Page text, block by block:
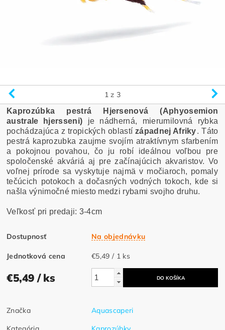
1 z 3
Kaprozúbka pestrá Hjersenová (Aphyosemion
australe hjersseni) je nádherná, mierumilovná rybka
pochádzajúca z tropických oblastí západnej Afriky. Táto
pestrá kaprozubka zaujme svojím atraktívnym sfarbením
a pokojnou povahou, čo ju robí ideálnou voľbou pre
spoločenské akváriá aj pre začínajúcich akvaristov. Vo
voľnej prírode sa vyskytuje najmä v močiaroch, pomaly
tečúcich potokoch a dočasných vodných tokoch, kde si
našla výnimočné miesto medzi rybami svojho druhu.
Veľkosť pri predaji: 3-4cm
Dostupnosť Na objednávku
Jednotková cena €5,49 / 1 ks
€5,49/ ks
Značka
Aquascaperi